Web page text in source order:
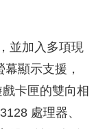
並加入多項現
顯示支援，
卡匣的雙向相
處理器、